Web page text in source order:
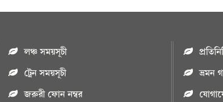
লঞ্চ সময়সূচী
ট্রেন সময়সূচী
জরুরী ফোন নম্বর
ভ্রমন